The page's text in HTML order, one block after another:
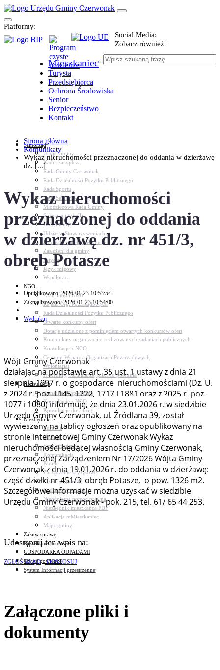
Platformy:
Social Media:
Zobacz również:
Mieszkaniec
Turysta
Przedsiębiorca
Ochrona Środowiska
Senior
Bezpieczeństwo
Kontakt
Samorząd
Urząd Gminy
Kadra zarządcza
Rada Gminy Czerwonak
Rada Działalności Pożytku Publicznego
Rada Sportu
Rada Seniorów
Młodzieżowa Rada Gminy
Sołectwa i osiedla
Dokumenty
Udział w Stowarzyszeniach
Jednostki, spółki, instytucje
Zasłużeni dla gminy
Petycje
Język migowy
Współpraca
NGO
Aktualności NGO
Rejestr Org. Pozarządowych
Rada Działalności Pożytku Publicznego
Otwarte konkursy ofert
Dotacje udzielone z pominięciem otwartych konkursów ofert
Komunikaty organizacji o realizowanych zadaniach publicznych
Konsultacje z NGO
Centrum Wsparcia Organizacji Pozarządowych
Wolontariat
Procedury, formularze, pliki do pobrania
Konsultacje
Konsultacje społeczne
Konsultacje z NGO
Konsultacje dot. dróg
Niezbędnik
Zdrowie
Oświata
Bezpieczeństwo
Komunikacja
Parafie
Zarządzanie kryzysowe
C.ześć w gminie!
Budżet obywatelski
Nieodpłatna pomoc prawna
Niezbędnik mieszkańca PDF
Aplikacja mMieszkaniec
Mapa gminy
Załatw sprawę
Pozyskane fundusze
GOSPODARKA ODPADAMI
Czyste powietrze
System Informacji przestrzennej
Strona główna
Komunikaty
Wykaz nieruchomości przeznaczonej do oddania w dzierżawę
dz. [...]
Wykaz nieruchomości
przeznaczonej do oddania
w dzierżawę dz. nr 451/3,
obręb Potasze
Opublikowano: 2026-01-23 10:53:54
Zaktualizowano: 2026-01-23 10:54:00
Wydrukuj
Wójt Gminy Czerwonak
działając na podstawie art. 35 ust. 1 ustawy z dnia 21
sierpnia 1997 r. o gospodarce nieruchomościami (Dz. U.
z 2024 r. poz. 1145, 1222, 1717 i 1881 oraz z 2025 r. poz.
1077 i 1080) informuję, że dnia 23.01.2026 r. w siedzibie
Urzędu Gminy Czerwonak, ul. Źródlana 39, został
wywieszony na tablicy ogłoszeń oraz opublikowany na
stronie internetowej Gminy Czerwonak Wykaz
nieruchomości będącej własnością Gminy Czerwonak,
przeznaczonej Zarządzeniem Nr 17/2026 Wójta Gminy
Czerwonak z dnia 19.01.2026 r. do oddania w dzierżawę:
część działki nr 451/3, obręb Potasze, o pow. 1326 m2.
Szczegółowe informacje można uzyskać w siedzibie
Urzędu Gminy Czerwonak - pok. 215, tel. 61/ 65 44 253.
Udostępnij ten wpis na:
ZGŁOŚ BŁĄD DOSTOSUJ
Załączone pliki i
dokumenty